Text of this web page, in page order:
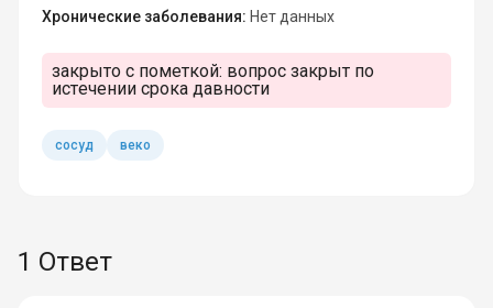
Хронические заболевания: Нет данных
закрыто с пометкой: вопрос закрыт по
истечении срока давности
сосуд веко
1 Ответ